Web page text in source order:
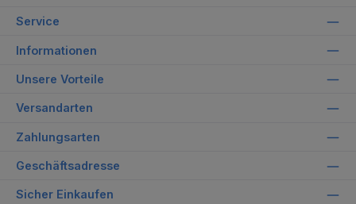
Service
Informationen
Unsere Vorteile
Versandarten
Zahlungsarten
Geschäftsadresse
Sicher Einkaufen